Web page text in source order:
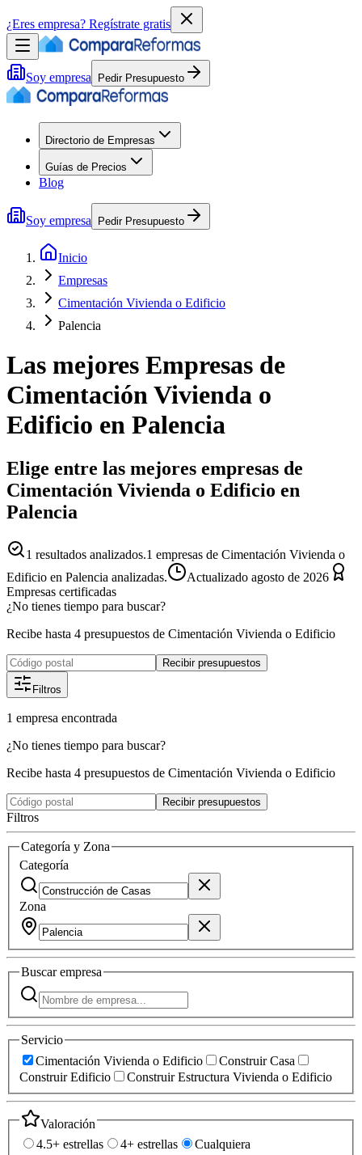
¿Eres empresa? Regístrate gratis
Soy empresa Pedir Presupuesto
Directorio de Empresas
Guías de Precios
Blog
Soy empresa Pedir Presupuesto
Inicio
Empresas
Cimentación Vivienda o Edificio
Palencia
Las mejores Empresas de
Cimentación Vivienda o
Edificio en Palencia
Elige entre las mejores empresas de
Cimentación Vivienda o Edificio en
Palencia
1 resultados analizados.1 empresas de Cimentación Vivienda o
Edificio en Palencia analizadas.
Actualizado agosto de 2026
Empresas certificadas
¿No tienes tiempo para buscar?
Recibe hasta 4 presupuestos de Cimentación Vivienda o Edificio
Recibir presupuestos
Filtros
1 empresa encontrada
¿No tienes tiempo para buscar?
Recibe hasta 4 presupuestos de Cimentación Vivienda o Edificio
Recibir presupuestos
Filtros
Categoría y Zona
Categoría
Zona
Buscarempresa
Servicio
Cimentación Vivienda o Edificio
Construir Casa
Construir Edificio
Construir Estructura Vivienda o Edificio
Valoración
4.5+ estrellas
4+ estrellas Cualquiera